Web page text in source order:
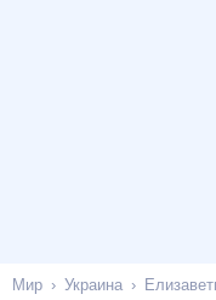
Мир Украина